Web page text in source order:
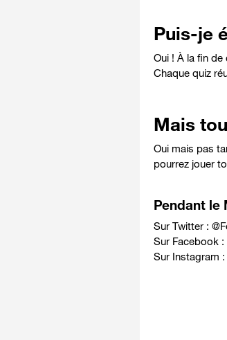
Puis-je
Oui ! À la fin de
Chaque quiz
Mais
Oui mais pas
pourrez jouer
Pendant le
Sur Twitter : @
Sur Facebook :
Sur Instagram :